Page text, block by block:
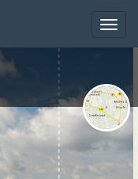
Toggle
Toggle